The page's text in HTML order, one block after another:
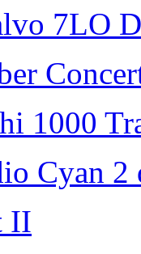
7LO
1000
Cyan 2
II